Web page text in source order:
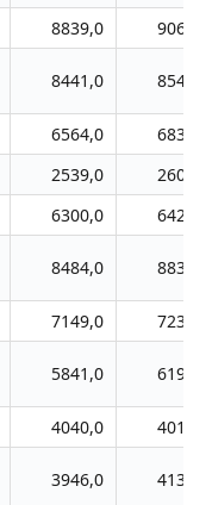
8839,0
9069,0
8441,0 8547,0
6564,0
6831,0
2539,0
2600,0
6300,0
6426,0
8484,0 8833,0
7149,0
7235,0
5841,0 6196,0
4040,0
4012,0
3946,0 4132,0